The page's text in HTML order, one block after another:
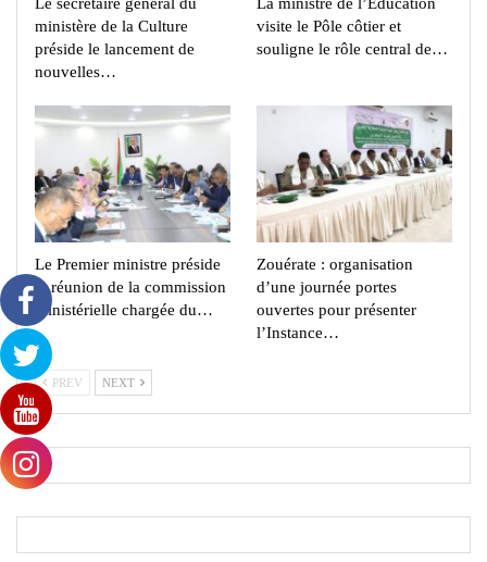
ministère de la Culture
préside le lancement de
nouvelles…
visite le Pôle côtier et
souligne le rôle central de…
Le Premier ministre préside
la réunion de la commission
ministérielle chargée du…
Zouérate : organisation
d’une journée portes
ouvertes pour présenter
l’Instance…
PREV NEXT